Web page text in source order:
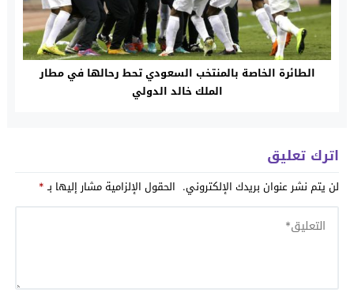
الطائرة الخاصة بالمنتخب السعودي تحط رحالها في مطار
الملك خالد الدولي
اترك تعليق
لن يتم نشر عنوان بريدك الإلكتروني. الحقول الإلزامية مشار إليها بـ*